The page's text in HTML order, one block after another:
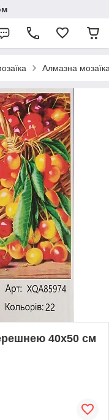
Алмазна
40x50 см